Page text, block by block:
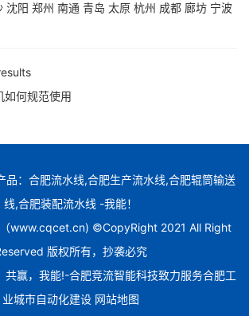
沈阳 郑州 南通 青岛 太原 杭州 成都 廊坊 宁波
如何规范使用
品：合肥流水线,合肥生产流水线,合肥辊筒输送
线,合肥装配流水线 -我能！
www.cqcet.cn) ©CopyRight 2021 All Right
版权所有，抄袭必究
共赢，我能!-合肥竞流智能科技致力服务合肥工
业城市自动化建设 网站地图